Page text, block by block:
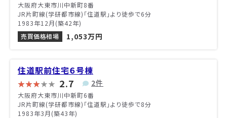
大阪府大東市川中新町8番
JR片町線(学研都市線)「住道駅」より徒歩で6分
1983年12月(築42年)
売買価格相場
1,053万円
住道駅前住宅６号棟
2.7 2件
大阪府大東市川中新町6番
JR片町線(学研都市線)「住道駅」より徒歩で8分
1983年3月(築43年)